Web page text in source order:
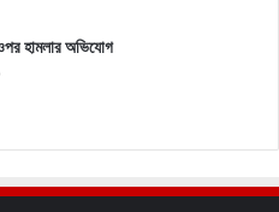
হামলার অভিযোগ